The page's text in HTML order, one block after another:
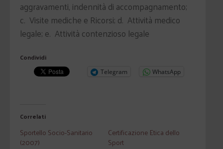
aggravamenti, indennità di accompagnamento;
c. Visite mediche e Ricorsi; d. Attività medico
legale; e. Attività contenzioso legale
Condividi
Telegram WhatsApp
Correlati
Sportello Socio-Sanitario
(2007)
Certificazione Etica dello
Sport